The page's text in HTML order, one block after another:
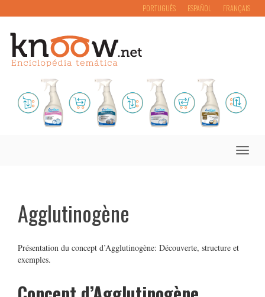
PORTUGUÊS ESPAÑOL FRANÇAIS
Toggle
Agglutinogène
Présentation du concept d’Agglutinogène: Découverte, structure et
exemples.